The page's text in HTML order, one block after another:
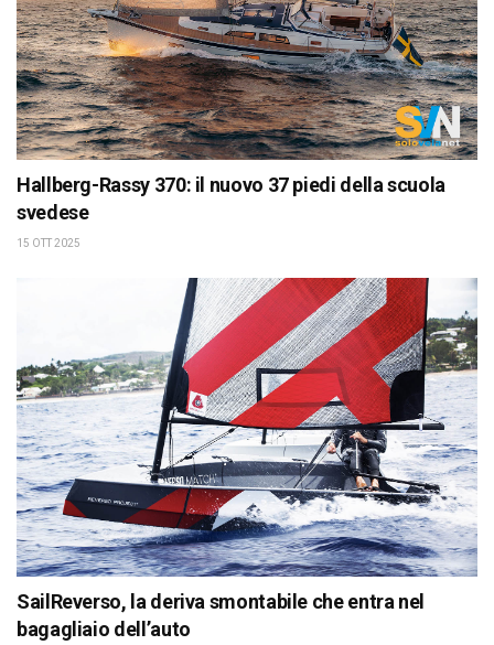
Hallberg-Rassy 370: il nuovo 37 piedi della scuola
svedese
15 OTT 2025
SailReverso, la deriva smontabile che entra nel
bagagliaio dell’auto